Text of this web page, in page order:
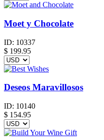
Moet y Chocolate
ID: 10337
$ 199.95
Deseos Maravillosos
ID: 10140
$ 154.95